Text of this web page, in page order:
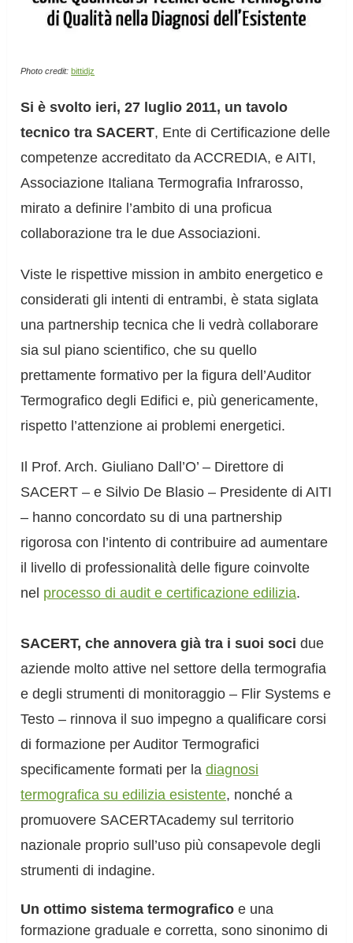
Photo credit: bittidjz
Si è svolto ieri, 27 luglio 2011, un tavolo
tecnico tra SACERT, Ente di Certificazione delle
competenze accreditato da ACCREDIA, e AITI,
Associazione Italiana Termografia Infrarosso,
mirato a definire l’ambito di una proficua
collaborazione tra le due Associazioni.
Viste le rispettive mission in ambito energetico e
considerati gli intenti di entrambi, è stata siglata
una partnership tecnica che li vedrà collaborare
sia sul piano scientifico, che su quello
prettamente formativo per la figura dell’Auditor
Termografico degli Edifici e, più genericamente,
rispetto l’attenzione ai problemi energetici.
Il Prof. Arch. Giuliano Dall’O’ – Direttore di
SACERT – e Silvio De Blasio – Presidente di AITI
– hanno concordato su di una partnership
rigorosa con l’intento di contribuire ad aumentare
il livello di professionalità delle figure coinvolte
nel processo di audit e certificazione edilizia.
SACERT, che annovera già tra i suoi soci due
aziende molto attive nel settore della termografia
e degli strumenti di monitoraggio – Flir Systems e
Testo – rinnova il suo impegno a qualificare corsi
di formazione per Auditor Termografici
specificamente formati per ladiagnosi
termografica su edilizia esistente, nonché a
promuovere SACERTAcademy sul territorio
nazionale proprio sull’uso più consapevole degli
strumenti di indagine.
Un ottimo sistema termografico e una
formazione graduale e corretta, sono sinonimo di